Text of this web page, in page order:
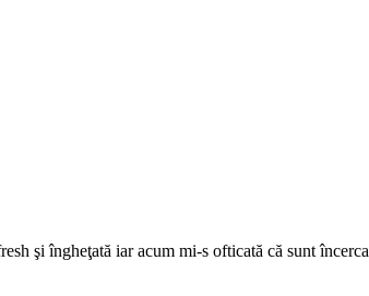
şi îngheţată iar acum mi-s ofticată că sunt